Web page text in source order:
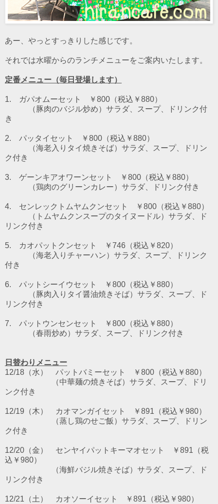
あー、やっとすっきりした感じです。
それでは水曜からのランチメニューをご案内いたします。
定番メニュー（毎日登場します）
1. ガパオムーセット ￥800（税込￥880）
（豚肉のバジル炒め） サラダ、スープ、ドリンク付
き
2. パッタイセット ￥800（税込￥880）
（海老入りタイ焼きそば） サラダ、スープ、ドリン
ク付き
3. ゲーンキアオワーンセット ￥800（税込￥880）
（鶏肉のグリーンカレー） サラダ、ドリンク付き
4. センレックトムヤムクンセット ￥800（税込￥880）
（トムヤムクンスープのタイヌードル） サラダ、ド
リンク付き
5. カオパットクンセット ￥746（税込￥820）
（海老入りチャーハン）サラダ、スープ、ドリンク
付き
6. パットシーイウセット
￥800（税込￥880）
（豚肉入りタイ醤油焼きそば）サラダ、スープ、ド
リンク付き
7. パットウンセンセット
￥800（税込￥880）
（春雨炒め）サラダ、スープ、ドリンク付き
日替わりメニュー
12/18（水） パットバミーセット ￥800（税込￥880）
（中華麺の焼きそば）サラダ、スープ、ドリ
ンク付き
12/19（木） カオマンガイセット ￥891（税込￥980）
（蒸し鶏のせご飯）サラダ、スープ、ドリン
ク付き
12/20（金） センヤイパットキーマオセット ￥891（税
込￥980）
（海鮮バジル焼きそば）サラダ、スープ、ド
リンク付き
12/21（土） カオソーイセット ￥891（税込￥980）